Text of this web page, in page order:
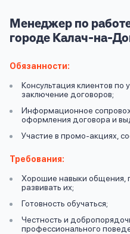
Менеджер по
городе Калач-на-
Обязанности:
Консультация клиентов по
заключение договоров;
Информационное
оформления договора и
Участие в промо-акциях,
Требования:
Хорошие навыки общения,
развивать их;
Готовность обучаться;
Честность и
профессионального
контакты
Задать
Ок
Ок
правилами
предоставления
политикой
даю
согласие
на
обработку
личных